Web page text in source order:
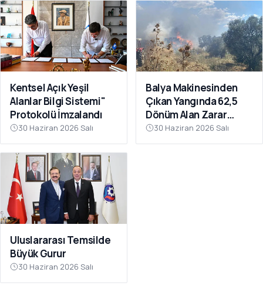
Kentsel Açık Yeşil
Alanlar Bilgi Sistemi"
Protokolü İmzalandı
30 Haziran 2026 Salı
Balya Makinesinden
Çıkan Yangında 62,5
Dönüm Alan Zarar
Gördü
30 Haziran 2026 Salı
Uluslararası Temsilde
Büyük Gurur
30 Haziran 2026 Salı